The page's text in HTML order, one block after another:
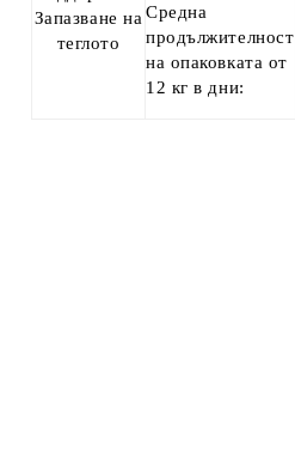
Запазване на
теглото
Средна
продължителност
на опаковката от
12 кг в дни: